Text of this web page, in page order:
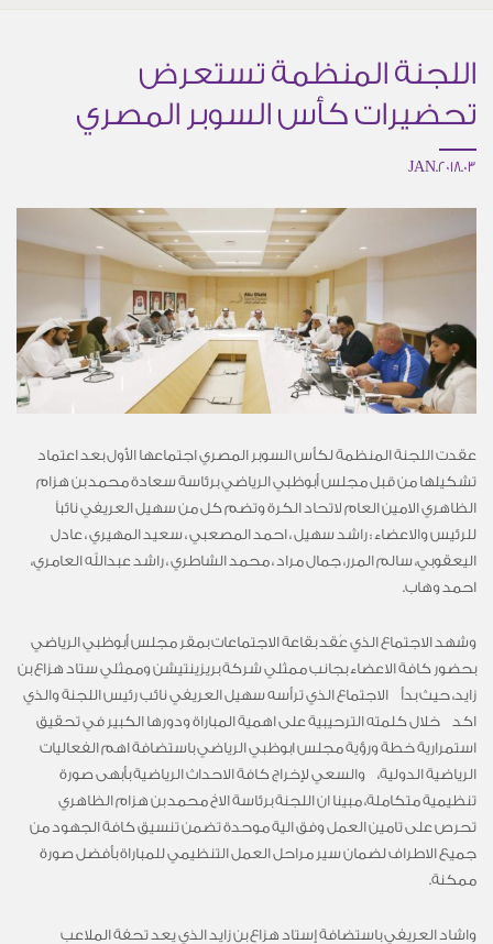
اللجنة المنظمة تستعرض
تحضيرات كأس السوبر المصري
03.JAN.2018
عقدت اللجنة المنظمة لكأس السوبر المصري اجتماعها الأول بعد اعتماد
تشكيلها من قبل مجلس أبوظبي الرياضي برئاسة سعادة محمد بن هزام
الظاهري الامين العام لاتحاد الكرة وتضم كل من سهيل العريفي نائباً
للرئيس والاعضاء : راشد سهيل ، احمد المصعبي ، سعيد المهيري ، عادل
اليعقوبي، سالم المرر، جمال مراد ، محمد الشاطري ، راشد عبدالله العامري،
احمد وهاب.
وشهد الاجتماع الذي عُقد بقاعة الاجتماعات بمقر مجلس أبوظبي الرياضي
بحضور كافة الاعضاء بجانب ممثلي شركة بريزينتيشن وممثلي ستاد هزاع بن
زايد، حيث بدأ الاجتماع الذي ترأسه سهيل العريفي نائب رئيس اللجنة والذي
اكد خلال كلمته الترحيبية على اهمية المباراة ودورها الكبير في تحقيق
استمرارية خطة ورؤية مجلس ابوظبي الرياضي باستضافة اهم الفعاليات
الرياضية الدولية، والسعي لإخراج كافة الاحداث الرياضية بأبهى صورة
تنظيمية متكاملة، مبينا ان اللجنة برئاسة الاخ محمد بن هزام الظاهري
تحرص على تامين العمل وفق الية موحدة تضمن تنسيق كافة الجهود من
جميع الاطراف لضمان سير مراحل العمل التنظيمي للمباراة بأفضل صورة
ممكنة.
واشاد العريفي باستضافة إستاد هزاع بن زايد الذي يعد تحفة الملاعب